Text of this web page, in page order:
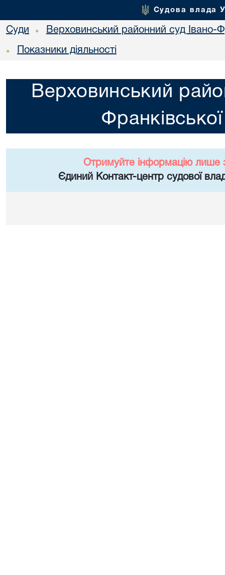
Судова влада
Суди • Верховинський районний суд Івано-
• Показники діяльності
Верховинський
Отримуйте інформацію лише
Єдиний Контакт-центр судової